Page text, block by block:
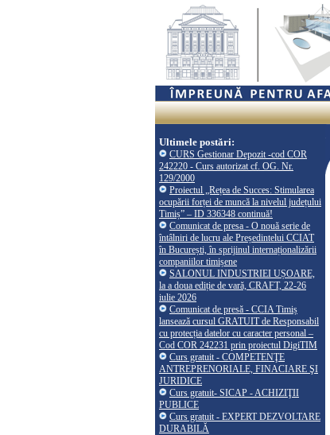
Ultimele postări:
CURS Gestionar Depozit -cod COR
242220 - Curs autorizat cf. OG. Nr.
129/2000
Proiectul „Rețea de Succes: Stimularea
ocupării forței de muncă la nivelul județului
Timiș” – ID 336348 continuă!
Comunicat de presa - O nouă serie de
întâlniri de lucru ale Președintelui CCIAT
în București, în sprijinul internaționalizării
companiilor timișene
SALONUL INDUSTRIEI UȘOARE,
la a doua ediție de vară, CRAFT, 22-26
iulie 2026
Comunicat de presă - CCIA Timiș
lansează cursul GRATUIT de Responsabil
cu protecția datelor cu caracter personal –
Cod COR 242231 prin proiectul DigiTIM
Curs gratuit - COMPETENŢE
ANTREPRENORIALE, FINACIARE ŞI
JURIDICE
Curs gratuit- SICAP - ACHIZIŢII
PUBLICE
Curs gratuit - EXPERT DEZVOLTARE
DURABILĂ